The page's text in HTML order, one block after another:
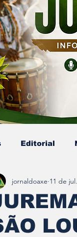
Editorial
- Pai Soares
Axé
jornaldoaxe 11 de